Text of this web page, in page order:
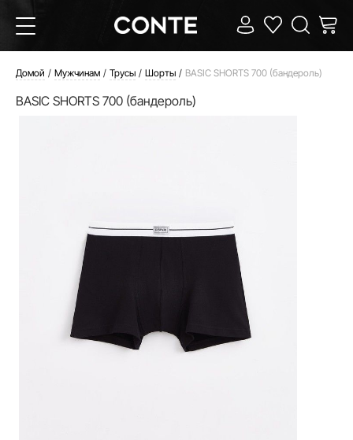
Домой Мужчинам Трусы Шорты BASIC SHORTS 700 (бандероль)
BASIC SHORTS 700 (бандероль)